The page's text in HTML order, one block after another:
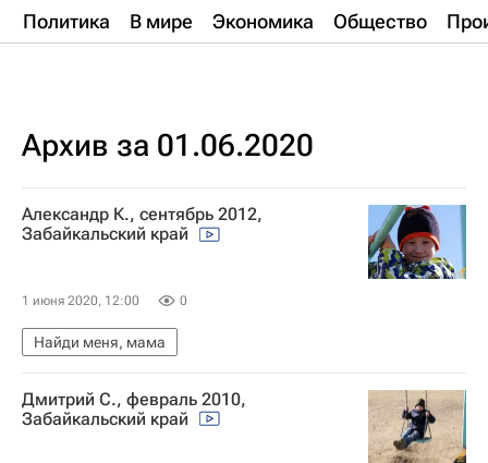
Политика В мире Экономика Общество
Архив за 01.06.2020
Александр К., сентябрь 2012,
Забайкальский край
1 июня 2020, 12:00 0
Найди меня, мама
Дмитрий С., февраль 2010,
Забайкальский край